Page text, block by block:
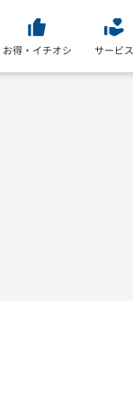
お得・イチオシ サービス